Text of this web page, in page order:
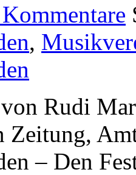
,
von Rudi
Zeitung,
– Den